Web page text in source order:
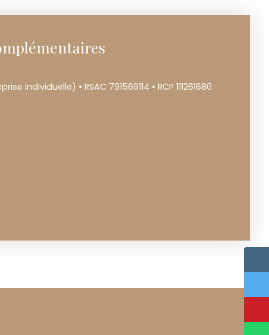
individuelle) • RSAC 791569114 • RCP 111261680